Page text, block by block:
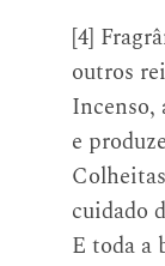
[4]
outros
Incenso,
e
cuidado
E toda a